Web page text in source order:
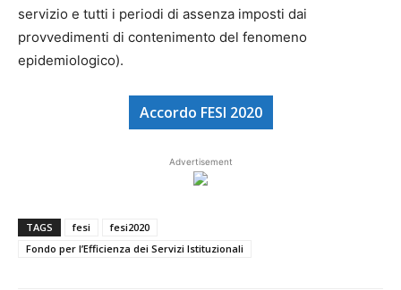
servizio e tutti i periodi di assenza imposti dai
provvedimenti di contenimento del fenomeno
epidemiologico).
Accordo FESI 2020
Advertisement
TAGS fesi
fesi2020
Fondo per l’Efficienza dei Servizi Istituzionali